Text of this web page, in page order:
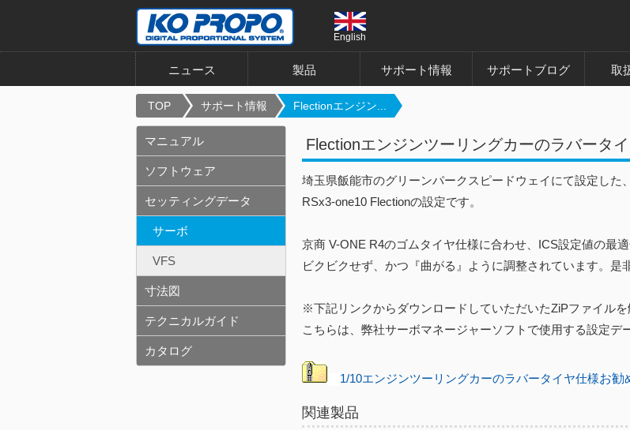
English
ニュース 製品 サポート情報 サポートブログ 取
TOP サポート情報 Flectionエンジン...
Flectionエンジンツーリングカーのラバータ
埼玉県飯能市のグリーンパークスピードウェイにて設定した
RSx3-one10 Flectionの設定です。
京商 V-ONE R4のゴムタイヤ仕様に合わせ、ICS設定値の最適
ビクビクせず、かつ『曲がる』ように調整されています。是
※下記リンクからダウンロードしていただいたZiPファイル
こちらは、弊社サーボマネージャーソフトで使用する設定デ
1/10エンジンツーリングカーのラバータイヤ仕様お勧
関連製品
マニュアル
ソフトウェア
セッティングデータ
サーボ
VFS
寸法図
テクニカルガイド
カタログ